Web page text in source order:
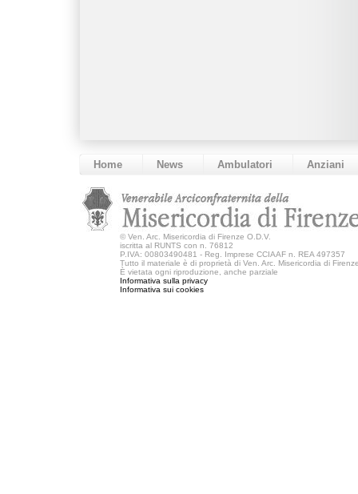
Home News Ambulatori Anziani
© Ven. Arc. Misericordia di Firenze O.D.V.
iscritta al RUNTS con n. 76812
P.IVA: 00803490481 - Reg. Imprese CCIAAF n. REA 497357
Tutto il materiale è di proprietà di Ven. Arc. Misericordia di
È vietata ogni riproduzione, anche parziale
Informativa sulla privacy
Informativa sui cookies